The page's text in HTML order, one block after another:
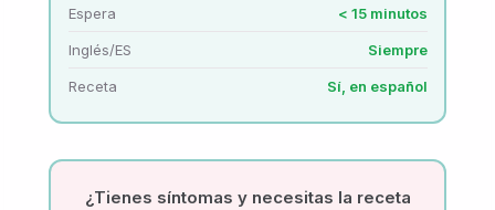
Espera < 15 minutos
Inglés/ES Siempre
Receta Sí, en español
¿Tienes síntomas y necesitas la receta